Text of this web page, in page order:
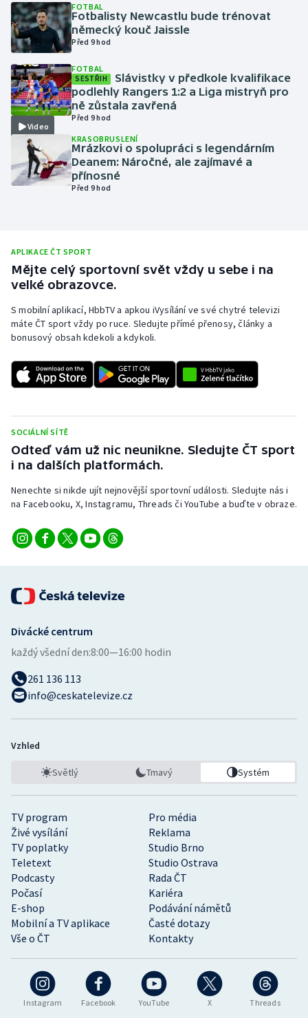
Lyže a snowboard
Moderní pětiboj
Motorsport
Olympijské hry
Parasport
Plavání
Ragby
Rychlobruslení
Rychlostní kanoistika
Short track
Sportovní střelba
Triatlon
Vodní slalom
Volejbal
FOTBAL
Fotbalisty Newcastlu bude trénovat
německý kouč Jaissle
Před 9 hod
Video
FOTBAL
SESTŘIH
Slávistky v předkole kvalifikace
podlehly Rangers 1:2 a Liga mistryň pro
ně zůstala zavřená
Před 9 hod
KRASOBRUSLENÍ
Mrázkovi o spolupráci s legendárním
Deanem: Náročné, ale zajímavé a
přínosné
Před 9 hod
APLIKACE ČT SPORT
Mějte celý sportovní svět vždy u sebe i na
velké obrazovce.
S mobilní aplikací, HbbTV a apkou iVysílání ve své chytré televizi
máte ČT sport vždy po ruce. Sledujte přímé přenosy, články a
bonusový obsah kdekoli a kdykoli.
SOCIÁLNÍ SÍTĚ
Odteď vám už nic neunikne. Sledujte ČT sport
i na dalších platformách.
Nenechte si nikde ujít nejnovější sportovní události. Sledujte nás i
na Facebooku, X, Instagramu, Threads či YouTube a buďte v obraze.
Instagram Facebook YouTube X Threads
TV program
Pro média
Živé vysílání
Reklama
TV poplatky
Studio Brno
Teletext
Studio Ostrava
Podcasty
Rada ČT
Počasí
Kariéra
E-shop
Podávání námětů
Mobilní a TV aplikace
Časté dotazy
Vše o ČT
Kontakty
Divácké centrum
každý všední den:8:00—16:00 hodin
261 136 113
info@ceskatelevize.cz
Vzhled
Světlý Tmavý Systém